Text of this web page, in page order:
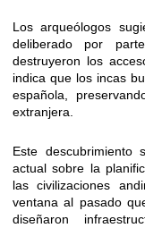
Los arqueólogos
deliberado por
destruyeron los
indica que los incas
española,
extranjera.
Este descubrimiento
actual sobre la
las civilizaciones
ventana al pasado
diseñaron